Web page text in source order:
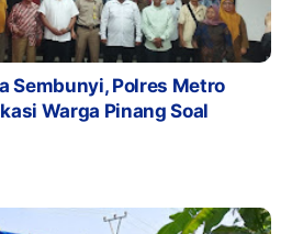
Sembunyi, Polres Metro
Warga Pinang Soal